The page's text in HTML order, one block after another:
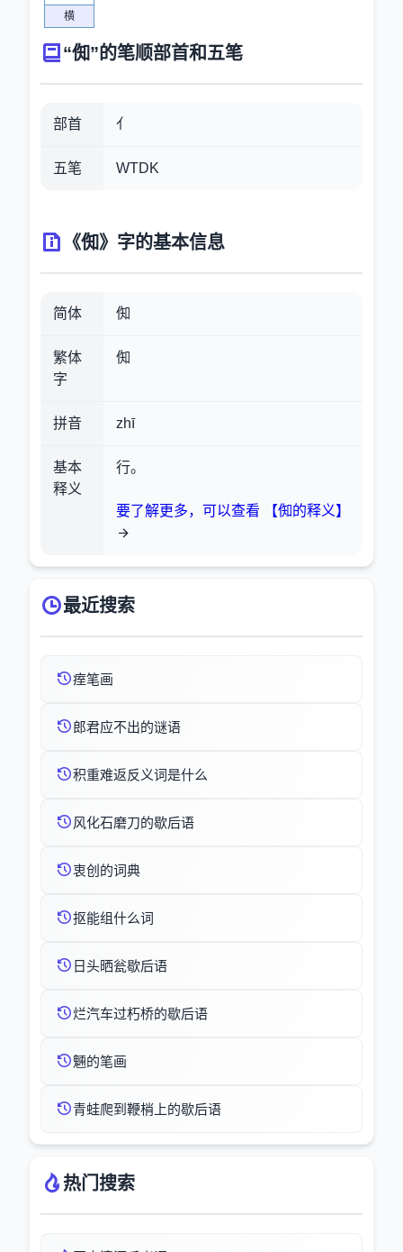
横
“倁”的笔顺部首和五笔
部首 亻
五笔 WTDK
《倁》字的基本信息
简体 倁
繁体
字
倁
拼音 zhī
基本
释义
行。
要了解更多，可以查看 【倁的释义】
最近搜索
痓笔画
郎君应不出的谜语
积重难返反义词是什么
风化石磨刀的歇后语
衷创的词典
抠能组什么词
日头晒瓮歇后语
烂汽车过朽桥的歇后语
魎的笔画
青蛙爬到鞭梢上的歇后语
热门搜索